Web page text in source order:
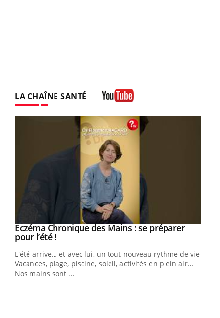
LA CHAÎNE SANTÉ
Youtube
Eczéma Chronique des Mains : se préparer
pour l’été !Youtube
L'été arrive… et avec lui, un tout nouveau rythme de vie !
Vacances, plage, piscine, soleil, activités en plein air…
Nos mains sont ...